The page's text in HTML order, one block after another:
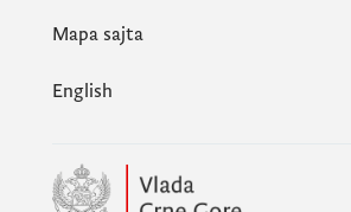
Mapa sajta
English